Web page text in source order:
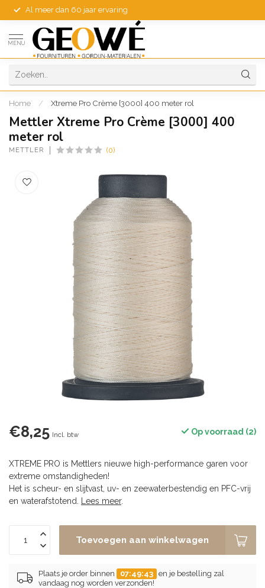
Al meer dan 60 jaar ervaring
MENU
Home / Xtreme Pro Crème [3000] 400 meter rol
Mettler Xtreme Pro Crème [3000] 400
meter rol
METTLER (0)
€8,25 Incl. btw Op voorraad (2)
XTREME PRO is Mettlers nieuwe high-performance garen voor
extreme omstandigheden!
Het is scheur- en slijtvast, uv- en zeewaterbestendig en PFC-vrij
en waterafstotend.
Lees meer.
Toevoegen aan winkelwagen
Plaats je order binnen 07:49:42 en je bestelling zal
vandaag nog worden verzonden!